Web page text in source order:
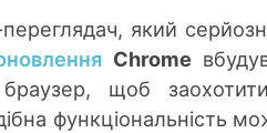
який
Chrome
щоб заохотити
функціональність